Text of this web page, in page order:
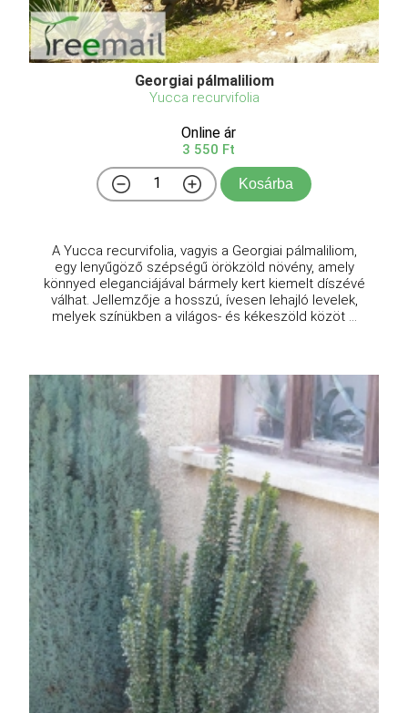
Georgiai pálmaliliom
Yucca recurvifolia
Online ár
3 550 Ft
Kosárba
A Yucca recurvifolia, vagyis a Georgiai pálmaliliom,
egy lenyűgöző szépségű örökzöld növény, amely
könnyed eleganciájával bármely kert kiemelt díszévé
válhat. Jellemzője a hosszú, ívesen lehajló levelek,
melyek színükben a világos- és kékeszöld közöt ...